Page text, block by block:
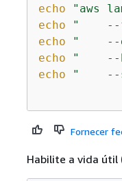
echo
"aws
echo
"    --
echo
"    --
echo
"    --
echo
"    --
Fornecer
Habilite a vida útil